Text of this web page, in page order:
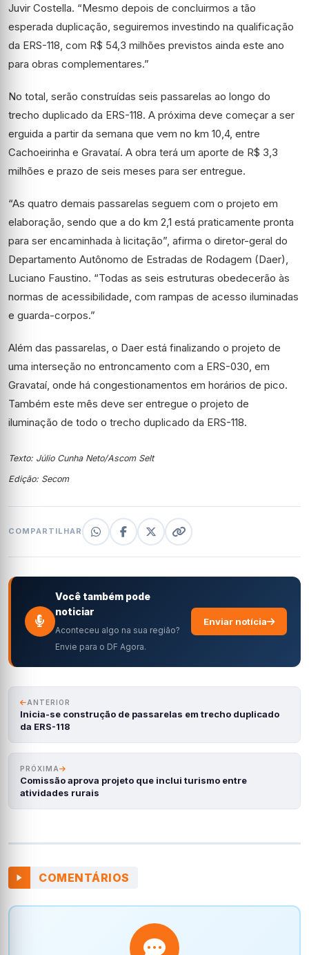
Juvir Costella. “Mesmo depois de concluirmos a tão
esperada duplicação, seguiremos investindo na qualificação
da ERS-118, com R$ 54,3 milhões previstos ainda este ano
para obras complementares.”
No total, serão construídas seis passarelas ao longo do
trecho duplicado da ERS-118. A próxima deve começar a ser
erguida a partir da semana que vem no km 10,4, entre
Cachoeirinha e Gravataí. A obra terá um aporte de R$ 3,3
milhões e prazo de seis meses para ser entregue.
“As quatro demais passarelas seguem com o projeto em
elaboração, sendo que a do km 2,1 está praticamente pronta
para ser encaminhada à licitação”, afirma o diretor-geral do
Departamento Autônomo de Estradas de Rodagem (Daer),
Luciano Faustino. “Todas as seis estruturas obedecerão às
normas de acessibilidade, com rampas de acesso iluminadas
e guarda-corpos.”
Além das passarelas, o Daer está finalizando o projeto de
uma interseção no entroncamento com a ERS-030, em
Gravataí, onde há congestionamentos em horários de pico.
Também este mês deve ser entregue o projeto de
iluminação de todo o trecho duplicado da ERS-118.
Texto: Júlio Cunha Neto/Ascom Selt
Edição: Secom
COMPARTILHAR
Você também pode
noticiar
Aconteceu algo na sua região?
Envie para o DF Agora.
Enviar notícia
ANTERIOR
Inicia-se construção de passarelas em trecho duplicado
da ERS-118
PRÓXIMA
Comissão aprova projeto que inclui turismo entre
atividades rurais
COMENTÁRIOS